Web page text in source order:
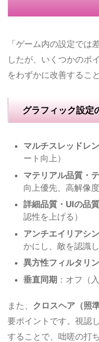
「ゲーム内の設定では
したが、いくつかのポ
をわずかに改善するこ
グラフィック設定
マルチスレッドレ
ート向上）
マテリアル品質・
向上優先、高解像
詳細品質・UIの品質
認性を上げる）
アンチエイリアシ
かにし、敵を認識
異方性フィルタリ
垂直同期 ：オフ（
また、 クロスヘア（照
要ポイントです。視認
することで、咄嗟の打